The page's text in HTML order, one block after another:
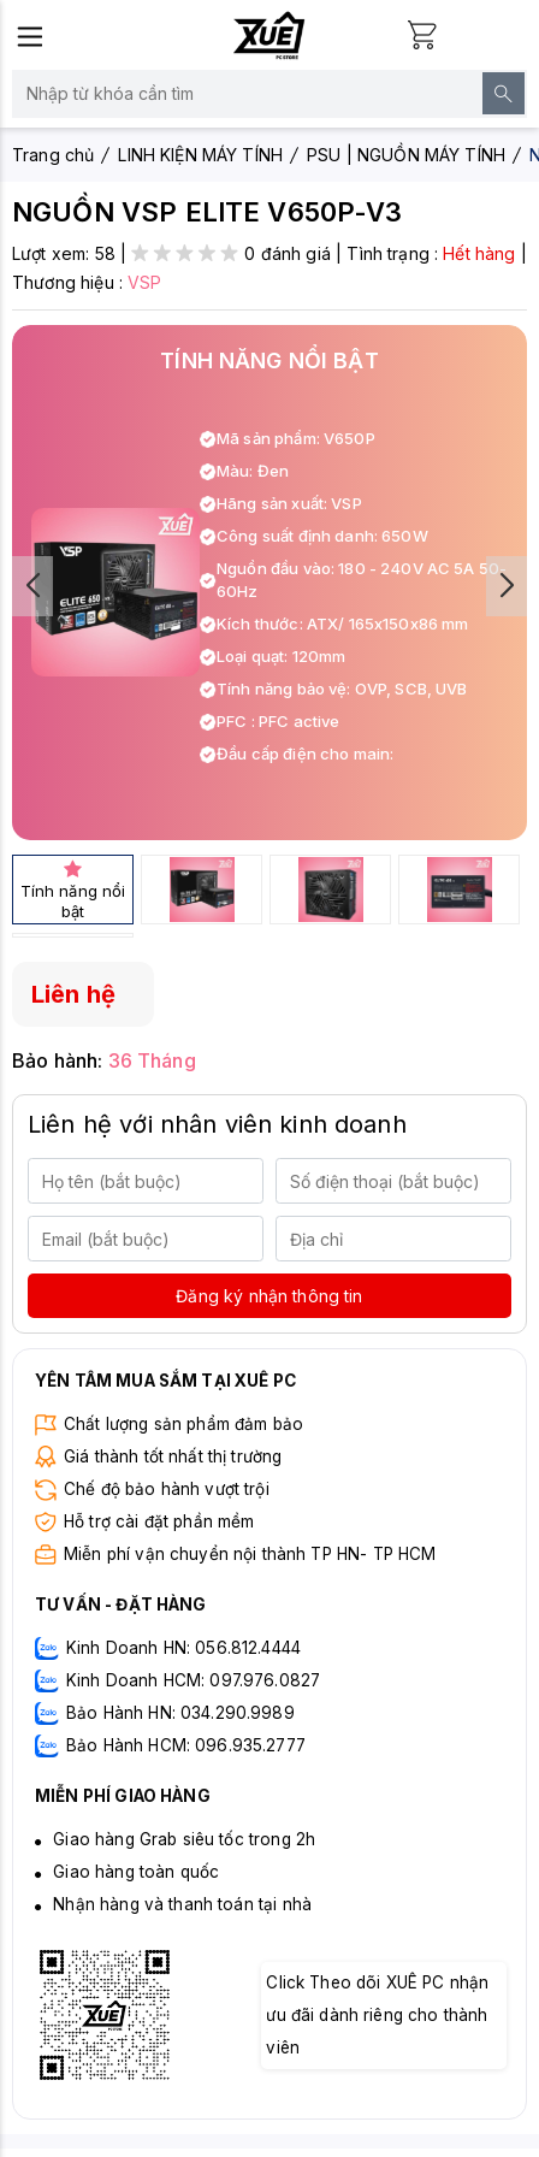
Trang chủ LINH KIỆN MÁY TÍNH PSU | NGUỒN MÁY TÍNH
NGUỒN VSP ELITE V650P-V3
Lượt xem: 58 | 0 đánh giá Tình trạng :Hết hàng
Thương hiệu :VSP
TÍNH NĂNG NỔI BẬT
Mã sản phẩm: V650P
Màu: Đen
Hãng sản xuất: VSP
Công suất định danh: 650W
Nguồn đầu vào: 180 - 240V AC 5A 50-
60Hz
Kích thước: ATX/ 165x150x86 mm
Loại quạt: 120mm
Tính năng bảo vệ: OVP, SCB, UVB
PFC : PFC active
Đầu cấp điện cho main:
Tính năng nổi
bật
Liên hệ
Bảo hành: 36 Tháng
Liên hệ với nhân viên kinh doanh
Đăng ký nhận thông tin
YÊN TÂM MUA SẮM TẠI XUÊ PC
Chất lượng sản phẩm đảm bảo
Giá thành tốt nhất thị trường
Chế độ bảo hành vượt trội
Hỗ trợ cài đặt phần mềm
Miễn phí vận chuyển nội thành TP HN- TP HCM
TƯ VẤN - ĐẶT HÀNG
Kinh Doanh HN: 056.812.4444
Kinh Doanh HCM: 097.976.0827
Bảo Hành HN: 034.290.9989
Bảo Hành HCM: 096.935.2777
MIỄN PHÍ GIAO HÀNG
Giao hàng Grab siêu tốc trong 2h
Giao hàng toàn quốc
Nhận hàng và thanh toán tại nhà
Click Theo dõi XUÊ PC nhận
ưu đãi dành riêng cho thành
viên